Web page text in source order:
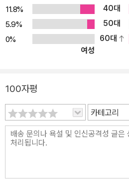
11.8%
40대
5.9%
50대
0%
60대
여성
100자평
카테고리